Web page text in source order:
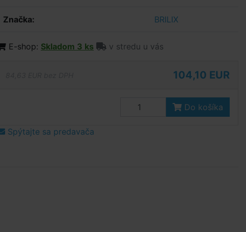
Značka: BRILIX
E-shop: Skladom 3 ks v stredu u vás
104,10 EUR
Do košíka
Spýtajte sa predavača